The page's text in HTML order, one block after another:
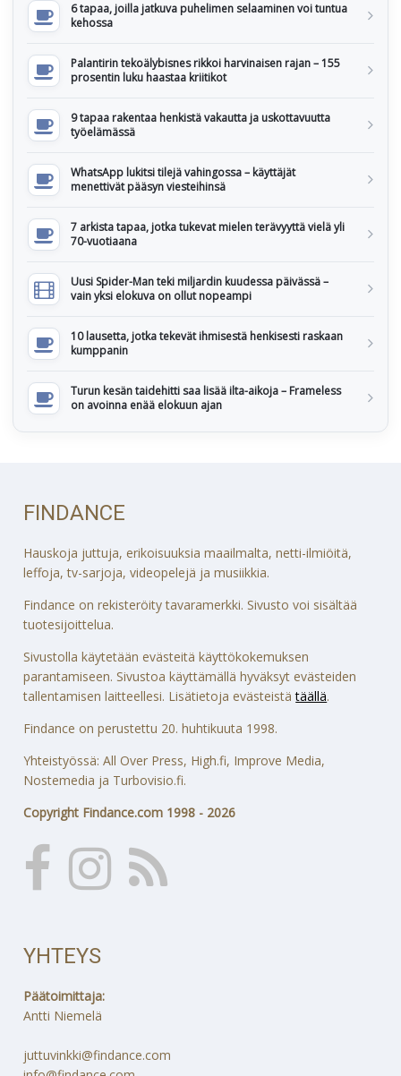
6 tapaa, joilla jatkuva puhelimen selaaminen voi tuntua
kehossa
Palantirin tekoälybisnes rikkoi harvinaisen rajan – 155
prosentin luku haastaa kriitikot
9 tapaa rakentaa henkistä vakautta ja uskottavuutta
työelämässä
WhatsApp lukitsi tilejä vahingossa – käyttäjät
menettivät pääsyn viesteihinsä
7 arkista tapaa, jotka tukevat mielen terävyyttä vielä yli
70-vuotiaana
Uusi Spider-Man teki miljardin kuudessa päivässä –
vain yksi elokuva on ollut nopeampi
10 lausetta, jotka tekevät ihmisestä henkisesti raskaan
kumppanin
Turun kesän taidehitti saa lisää ilta-aikoja – Frameless
on avoinna enää elokuun ajan
FINDANCE
Hauskoja juttuja, erikoisuuksia maailmalta, netti-ilmiöitä,
leffoja, tv-sarjoja, videopelejä ja musiikkia.
Findance on rekisteröity tavaramerkki. Sivusto voi sisältää
tuotesijoittelua.
Sivustolla käytetään evästeitä käyttökokemuksen
parantamiseen. Sivustoa käyttämällä hyväksyt evästeiden
tallentamisen laitteellesi. Lisätietoja evästeistätäällä.
Findance on perustettu 20. huhtikuuta 1998.
Yhteistyössä: All Over Press, High.fi, Improve Media,
Nostemedia ja Turbovisio.fi.
Copyright Findance.com 1998 - 2026
YHTEYS
Päätoimittaja:
Antti Niemelä
juttuvinkki@findance.com